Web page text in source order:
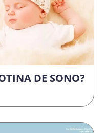
DE SONO?